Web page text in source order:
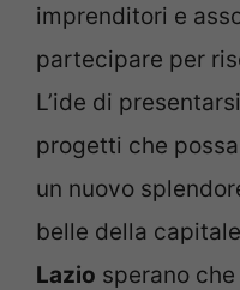
imprenditori e
partecipare per
L’ide di
progetti che
un nuovo
belle della
Lazio sperano